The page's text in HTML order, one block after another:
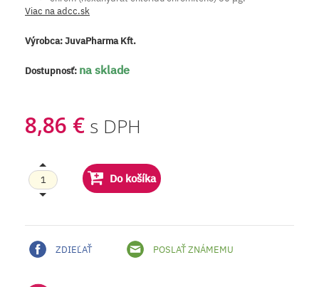
Viac na adcc.sk
Výrobca:JuvaPharma Kft.
Dostupnosť: na sklade
8,86 € s DPH
Do košíka
ZDIEĽAŤ POSLAŤ ZNÁMEMU